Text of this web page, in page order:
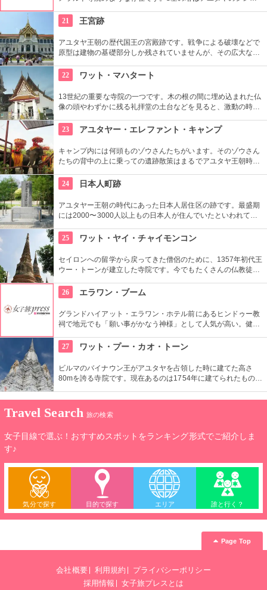
です。
21 王宮跡
アユタヤ王朝の歴代国王の宮殿跡です。戦争による破壊などで
原型は建物の基礎部分しか残されていませんが、その広大な世
22
ワット・マハタート
13世紀の重要な寺院の一つです。木の根の間に埋め込まれた仏
像の頭やわずかに残る礼拝堂の土台などを見ると、激動の時代
23
アユタヤー・エレファント・キャンプ
キャンプ内には何頭ものゾウさんたちがいます。そのゾウさん
たちの背中の上に乗っての遺跡散策はまるでアユタヤ王朝時代
う。
24 日本人町跡
アユタヤー王朝の時代にあった日本人居住区の跡です。最盛期
には2000〜3000人以上もの日本人が住んでいたといわれてい
25
ワット・ヤイ・チャイモンコン
セイロンへの留学から戻ってきた僧侶のために、1357年初代王
ウー・トーンが建立した寺院です。今でもたくさんの仏教徒が
塔、横になった涅槃の仏像、チェディ前であぐらを組む大きな
仏像など、どれもすごいスケールです。
26 エラワン・ブーム
グランドハイアット・エラワン・ホテル前にあるヒンドゥー教
祠で地元でも「願い事がかなう神様」として人気が高い。健康
めにも多くの人がお参りに来ます。願いが叶ったら奉納舞を。
27 ワット・プー・カオ・トーン
ビルマのバイナウン王がアユタヤを占領した時に建てた高さ
80mを誇る寺院です。現在あるのは1754年に建てられたもの
名前の由来です。仏塔は階段で上に上れて、頂上からはアユタ
ヤの街が一望できます。
Travel Search 旅の検索
女子目線で選ぶ！おすすめスポットをランキング形式でご紹介しま
す♪
気分で探す 目的で探す エリア 誰と行く？
Page Top
会社概要 利用規約
プライバシーポリシー
採用情報
女子旅プレスとは